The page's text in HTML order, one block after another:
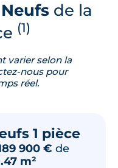
de la
(1)
varier selon la
nous pour
réel.
1 pièce
900 € de
m²